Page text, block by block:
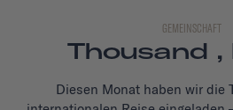
GEMEINSCHAFT
Thousand ,
Diesen Monat haben wir die